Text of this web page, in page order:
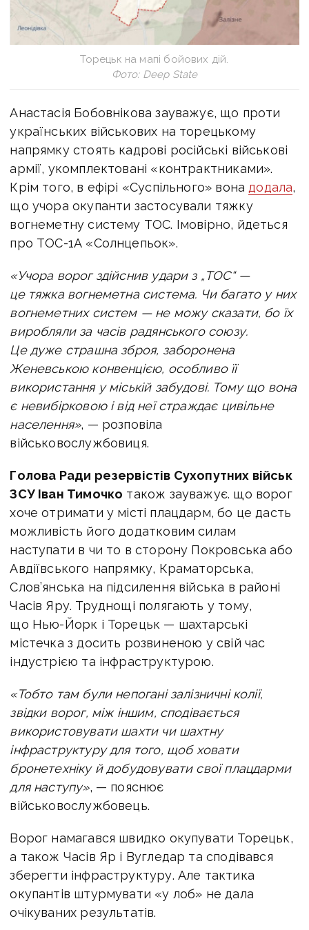
Торецьк на мапі бойових дій.
Фото: Deep State
Анастасія Бобовнікова зауважує, що проти
українських військових на торецькому
напрямку стоять кадрові російські військові
армії, укомплектовані «контрактниками».
Крім того, в ефірі «Суспільного» вонадодала,
що учора окупанти застосували тяжку
вогнеметну систему ТОС. Імовірно, йдеться
про ТОС-1А «Солнцепьок».
«Учора ворог здійснив удари з „ТОС“ —
це тяжка вогнеметна система. Чи багато у них
вогнеметних систем — не можу сказати, бо їх
виробляли за часів радянського союзу.
Це дуже страшна зброя, заборонена
Женевською конвенцією, особливо її
використання у міській забудові. Тому що вона
є невибірковою і від неї страждає цивільне
населення», — розповіла
військовослужбовиця.
Голова Ради резервістів Сухопутних військ
ЗСУ Іван Тимочко також зауважує. що ворог
хоче отримати у місті плацдарм, бо це дасть
можливість його додатковим силам
наступати в чи то в сторону Покровська або
Авдіївського напрямку, Краматорська,
Слов’янська на підсилення війська в районі
Часів Яру. Труднощі полягають у тому,
що Нью-Йорк і Торецьк — шахтарські
містечка з досить розвиненою у свій час
індустрією та інфраструктурою.
«Тобто там були непогані залізничні колії,
звідки ворог, між іншим, сподівається
використовувати шахти чи шахтну
інфраструктуру для того, щоб ховати
бронетехніку й добудовувати свої плацдарми
для наступу», — пояснює
військовослужбовець.
Ворог намагався швидко окупувати Торецьк,
а також Часів Яр і Вугледар та сподівався
зберегти інфраструктуру. Але тактика
окупантів штурмувати «у лоб» не дала
очікуваних результатів.